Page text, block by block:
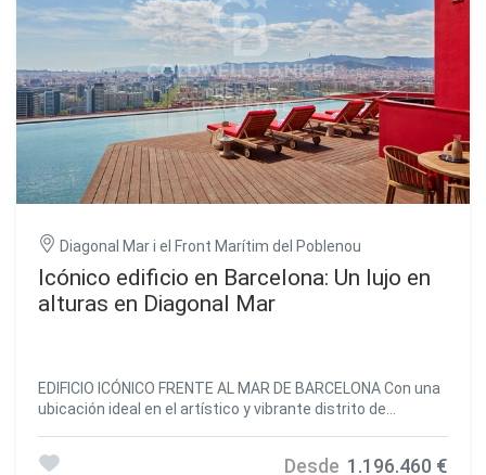
Diagonal Mar i el Front Marítim del Poblenou
Icónico edificio en Barcelona: Un lujo en
alturas en Diagonal Mar
EDIFICIO ICÓNICO FRENTE AL MAR DE BARCELONA Con una
ubicación ideal en el artístico y vibrante distrito de
30 plantas cuenta con amplios ventanales del suelo al
Desde 1.196.460 €